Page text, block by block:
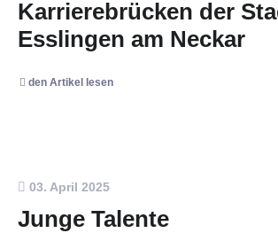
Karrierebrücken der
Esslingen am Neckar
den Artikel lesen
03. April 2025
Junge Talente